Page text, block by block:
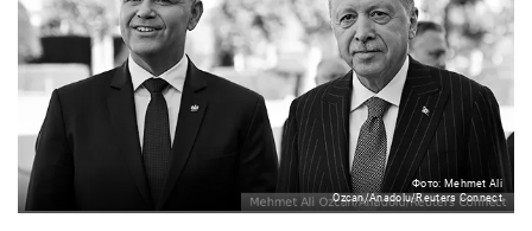
Фото: Mehmet Ali
Ozcan/Anadolu/Reuters Connect